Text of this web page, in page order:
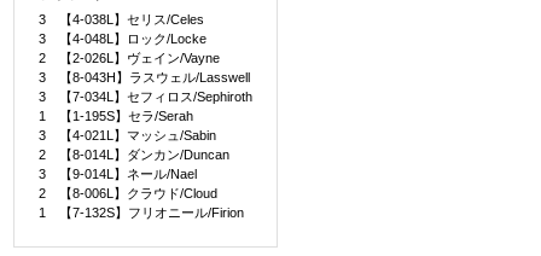
3 【4-038L】セリス/Celes
3 【4-048L】ロック/Locke
2 【2-026L】ヴェイン/Vayne
3 【8-043H】ラスウェル/Lasswell
3 【7-034L】セフィロス/Sephiroth
1 【1-195S】セラ/Serah
3 【4-021L】マッシュ/Sabin
2 【8-014L】ダンカン/Duncan
3 【9-014L】ネール/Nael
2 【8-006L】クラウド/Cloud
1 【7-132S】フリオニール/Firion